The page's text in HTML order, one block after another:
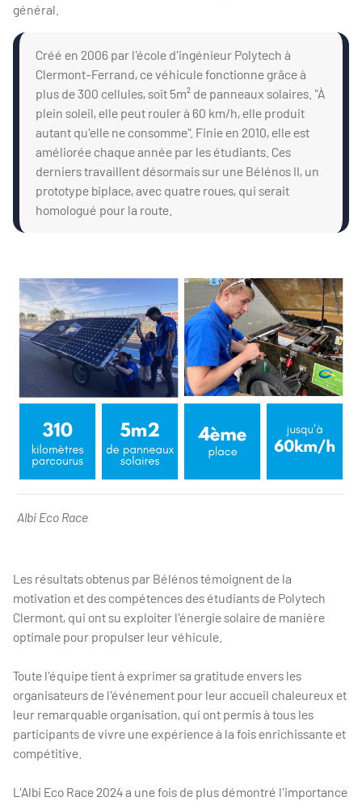
général.
Créé en 2006 par l'école d'ingénieur Polytech à
Clermont-Ferrand, ce véhicule fonctionne grâce à
plus de 300 cellules, soit 5m² de panneaux solaires. "À
plein soleil, elle peut rouler à 60 km/h, elle produit
autant qu'elle ne consomme". Finie en 2010, elle est
améliorée chaque année par les étudiants. Ces
derniers travaillent désormais sur une Bélénos II, un
prototype biplace, avec quatre roues, qui serait
homologué pour la route.
Albi Eco Race -
Albi Eco Race
Les résultats obtenus par Bélénos témoignent de la
motivation et des compétences des étudiants de Polytech
Clermont, qui ont su exploiter l'énergie solaire de manière
optimale pour propulser leur véhicule.
Toute l'équipe tient à exprimer sa gratitude envers les
organisateurs de l'événement pour leur accueil chaleureux et
leur remarquable organisation, qui ont permis à tous les
participants de vivre une expérience à la fois enrichissante et
compétitive.
L'Albi Eco Race 2024 a une fois de plus démontré l'importance